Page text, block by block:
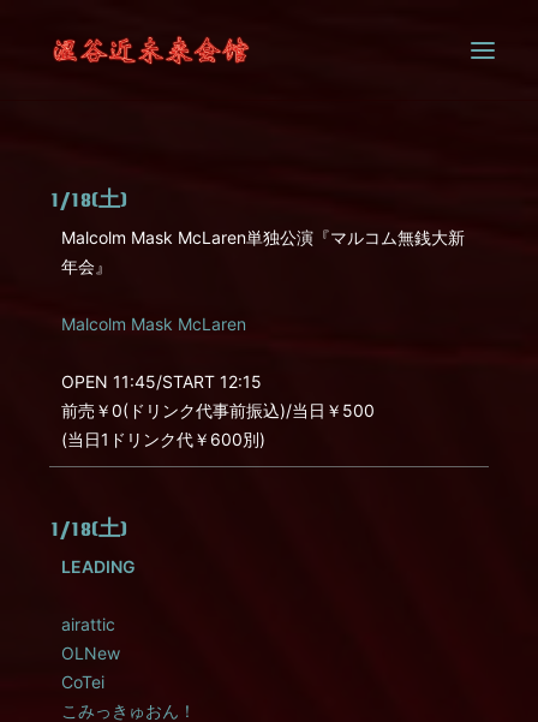
CONTACT1/18(土)
Malcolm Mask McLaren単独公演『マルコム無銭大新
年会』
Malcolm Mask McLaren
OPEN 11:45/START 12:15
前売￥0(ドリンク代事前振込)/当日￥500
(当日1ドリンク代￥600別)
1/18(土)
LEADING
airattic
OLNew
CoTei
こみっきゅおん！